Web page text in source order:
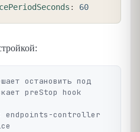
: 60
остановить под
preStop hook